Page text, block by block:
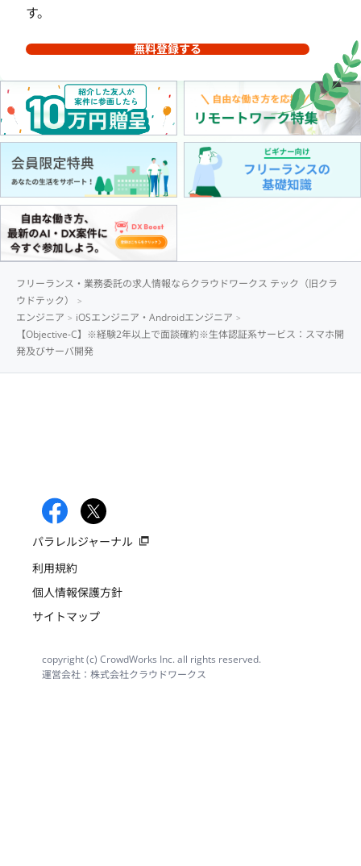
す。
無料登録する
フリーランス・業務委託の求人情報ならクラウドワークス テック（旧クラ
ウドテック）
エンジニア
iOSエンジニア・Androidエンジニア
【Objective-C】※経験2年以上で面談確約※生体認証系サービス：スマホ開
発及びサーバ開発
パラレルジャーナル
利用規約
個人情報保護方針
サイトマップ
copyright (c) CrowdWorks Inc. all rights reserved.
運営会社：株式会社クラウドワークス